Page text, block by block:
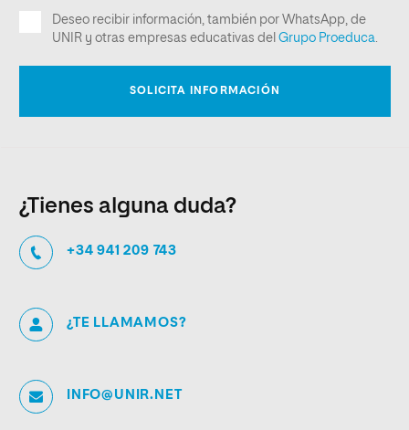
¿Tienes alguna duda?
+34 941 209 743
¿TE LLAMAMOS?
INFO@UNIR.NET